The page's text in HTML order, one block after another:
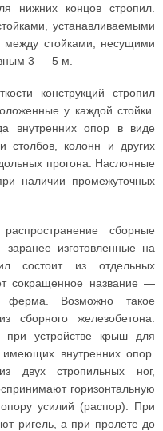
нижних концов стропил.
устанавливаемыми
между стойками, несущими
3 — 5 м.
конструкций стропил
у каждой стойки.
внутренних опор в виде
столбов, колонн и других
прогона. Наслонные
наличии промежуточных
сборные
изготовленные на
состоит из отдельных
сокращенное название —
ферма. Возможно такое
сборного железобетона.
устройстве крыш для
внутренних опор.
двух стропильных ног,
горизонтальную
усилий (распор). При
ригель, а при пролете до